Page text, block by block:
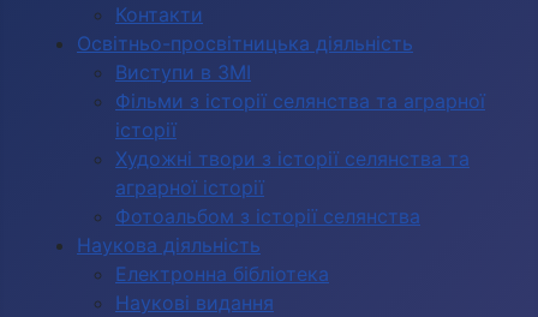
Контакти
Освітньо-просвітницька діяльність
Виступи в ЗМІ
Фільми з історії селянства та аграрної
історії
Художні твори з історії селянства та
аграрної історії
Фотоальбом з історії селянства
Наукова діяльність
Електронна бібліотека
Наукові видання